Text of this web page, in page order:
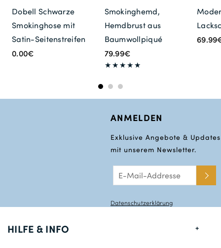
Dobell Schwarze
Smokinghose mit
Satin-Seitenstreifen
0.00€
Smokinghemd,
Hemdbrust aus
Baumwollpiqué
79.99€
ANMELDEN
Exklusive Angebote & Updates
mit unserem Newsletter.
Datenschutzerklärung
HILFE & INFO